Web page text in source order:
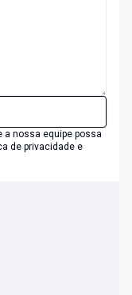
nossa equipe possa
de privacidade e